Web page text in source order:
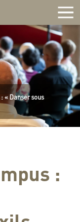
« Danser sous
: